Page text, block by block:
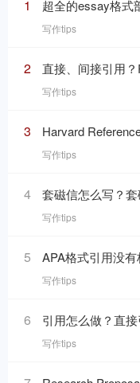
1 超全的essay格式剖
写作tips
2 直接、间接引用
写作tips
3 Harvard Reference格
写作tips
4 套磁信怎么写？
写作tips
5 APA格式引用没有标明作者，
写作tips
6 引用怎么做？直
写作tips